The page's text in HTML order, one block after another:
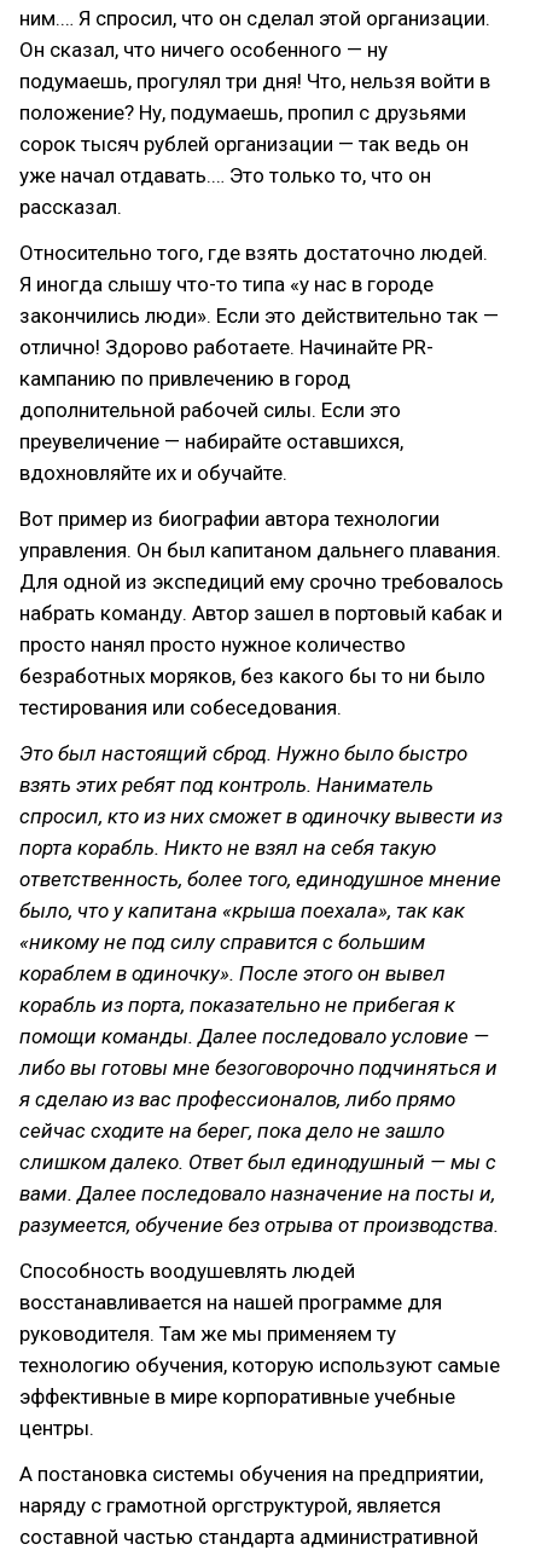
ним.… Я спросил, что он сделал этой организации.
Он сказал, что ничего особенного — ну
подумаешь, прогулял три дня! Что, нельзя войти в
положение? Ну, подумаешь, пропил с друзьями
сорок тысяч рублей организации — так ведь он
уже начал отдавать.… Это только то, что он
рассказал.
Относительно того, где взять достаточно людей.
Я иногда слышу что-то типа «у нас в городе
закончились люди». Если это действительно так —
отлично! Здорово работаете. Начинайте PR-
кампанию по привлечению в город
дополнительной рабочей силы. Если это
преувеличение — набирайте оставшихся,
вдохновляйте их и обучайте.
Вот пример из биографии автора технологии
управления. Он был капитаном дальнего плавания.
Для одной из экспедиций ему срочно требовалось
набрать команду. Автор зашел в портовый кабак и
просто нанял просто нужное количество
безработных моряков, без какого бы то ни было
тестирования или собеседования.
Это был настоящий сброд. Нужно было быстро
взять этих ребят под контроль. Наниматель
спросил, кто из них сможет в одиночку вывести из
порта корабль. Никто не взял на себя такую
ответственность, более того, единодушное мнение
было, что у капитана «крыша поехала», так как
«никому не под силу справится с большим
кораблем в одиночку». После этого он вывел
корабль из порта, показательно не прибегая к
помощи команды. Далее последовало условие —
либо вы готовы мне безоговорочно подчиняться и
я сделаю из вас профессионалов, либо прямо
сейчас сходите на берег, пока дело не зашло
слишком далеко. Ответ был единодушный — мы с
вами. Далее последовало назначение на посты и,
разумеется, обучение без отрыва от производства.
Способность воодушевлять людей
восстанавливается на нашей программе для
руководителя. Там же мы применяем ту
технологию обучения, которую используют самые
эффективные в мире корпоративные учебные
центры.
А постановка системы обучения на предприятии,
наряду с грамотной оргструктурой, является
составной частью стандарта административной